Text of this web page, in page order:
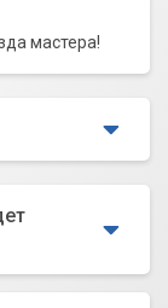
мастера!